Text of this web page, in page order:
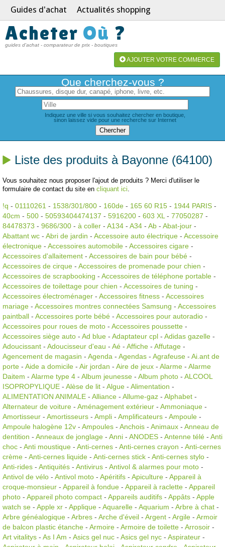
Guides d'achat Actualités shopping
Acheter Où ?
guides d'achat - comparateur de prix - boutiques
AJOUTER VOTRE COMMERCE
Que cherchez-vous ?
Indiquez une ville si vous souhaitez chercher en boutique,
sinon laissez vide pour une recherche sur Internet
Liste des produits à Bayonne (64100)
Vous souhaitez nous proposer l'ajout de produits ? Merci d'utiliser le
formulaire de contact du site en cliquant ici.
!q - 01110261 - 1538/301/800 - 160de - 165 60 R15 - 1944 PARIS -
40cm - 500 - 50593404474137 - 5916200 - 603 XL - 77050287 -
84478373 - 9686/300 - à coller - A134 - A34 - Ab - Abat-jour -
Abattant wc - Abri de jardin - Accessoire auto électrique - Accessoire
électronique - Accessoires automobile - Accessoires cigare -
Accessoires d'allaitement - Accessoires de bain pour bébé -
Accessoires de cirque - Accessoires de promenade pour chien -
Accessoires de scrapbooking - Accessoires de téléphone portable -
Accessoires de toilettage pour chien - Accessoires de tuning -
Accessoires électroménager - Accessoires fitness - Accessoires
mariage - Accessoires montres connectées Samsung - Accessoires
paintball - Accessoires porte bébé - Accessoires pour autoradio -
Accessoires pour roues de moto - Accessoires poussette -
Accessoires siège auto - Ad blue - Adaptateur cpl - Adidas gazelle -
Adoucissant - Adoucisseur d'eau - Aé - Affiche - Affutage -
Agencement de magasin - Agenda - Agendas - Agrafeuse - Ai.ant de
porte - Aide a domicile - Air jordan - Aire de jeux - Alarme - Alarme
Daitem - Alarme type 4 - Album jeunesse - Album photo - ALCOOL
ISOPROPYLIQUE - Alèse de lit - Algue - Alimentation -
ALIMENTATION ANIMALE - Alliance - Allume-gaz - Alphabet -
Alternateur de voiture - Aménagement extérieur - Ammoniaque -
Amortisseur - Amortisseurs - Ampli - Amplificateurs - Ampoule -
Ampoule halogène 12v - Ampoules - Anchois - Animaux - Anneau de
dentition - Anneaux de jonglage - Anni - ANODES - Antenne télé - Anti
choc - Anti moustique - Anti-cernes - Anti-cernes crayon - Anti-cernes
crème - Anti-cernes liquide - Anti-cernes stick - Anti-cernes stylo -
Anti-rides - Antiquités - Antivirus - Antivol & alarmes pour moto -
Antivol de vélo - Antivol moto - Apéritifs - Apiculture - Appareil à
croque-monsieur - Appareil à fondue - Appareil à raclette - Appareil
photo - Appareil photo compact - Appareils auditifs - Appâts - Apple
watch se - Apple xr - Applique - Aquarelle - Aquarium - Arbre à chat -
Arbre généalogique - Arbres - Arche d'éveil - Argent - Argile - Armoir
de balcon plastic étanche - Armoire - Armoire de toilette - Arrosoir -
Art vitalitys - As I Am - Asics gel nuc - Asics gel nyc - Aspirateur -